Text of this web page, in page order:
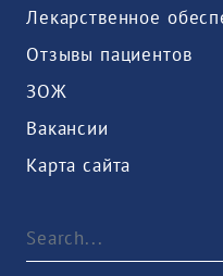
Лекарственное
Отзывы пациентов
ЗОЖ
Вакансии
Карта сайта